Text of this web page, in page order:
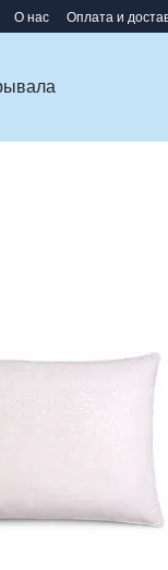
О нас Оплата и